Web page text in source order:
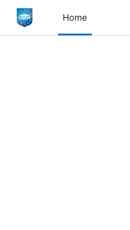
Skip to main content
Home